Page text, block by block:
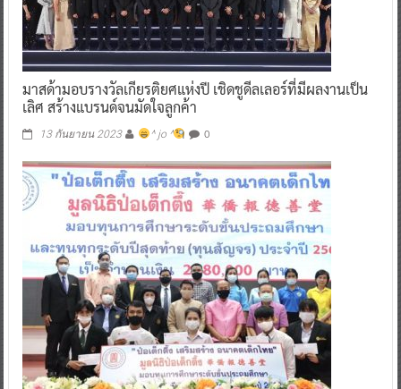
มาสด้ามอบรางวัลเกียรติยศแห่งปี เชิดชูดีลเลอร์ที่มีผลงานเป็น
เลิศ สร้างแบรนด์จนมัดใจลูกค้า
13 กันยายน 2023 ^ jo ^ 0